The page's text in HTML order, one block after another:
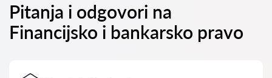
Pitanja i odgovori na
Financijsko i bankarsko pravo